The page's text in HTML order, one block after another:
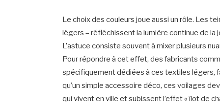
Le choix des couleurs joue aussi un rôle. Les
légers – réfléchissent la lumière continue de
L’astuce consiste souvent à mixer plusieurs
Pour répondre à cet effet, des fabricants
spécifiquement dédiées à ces textiles légers,
qu’un simple accessoire déco, ces voilages
qui vivent en ville et subissent l’effet « îlot de